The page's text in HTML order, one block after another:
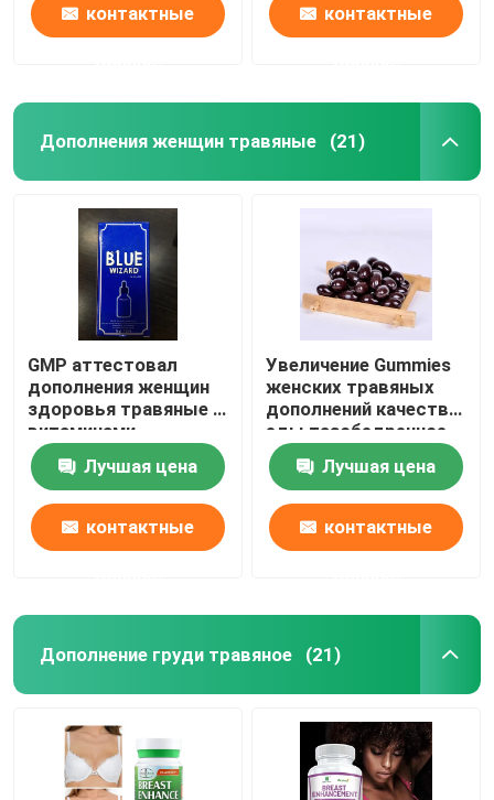
контактные контактные
Дополнения женщин травяные (21)
GMP аттестовал
дополнения женщин
здоровья травяные с
витаминами
Лучшая цена
контактные
Увеличение Gummies
женских травяных
дополнений качества
еды тазобедренное
на здоровая жизнь
Лучшая цена
контактные
Дополнение груди травяное (21)